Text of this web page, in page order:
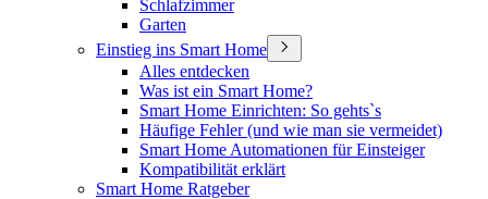
Schlafzimmer
Garten
Einstieg ins Smart Home
Alles entdecken
Was ist ein Smart Home?
Smart Home Einrichten: So gehts`s
Häufige Fehler (und wie man sie vermeidet)
Smart Home Automationen für Einsteiger
Kompatibilität erklärt
Smart Home Ratgeber